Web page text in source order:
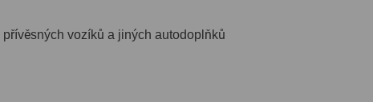
vozíků a jiných autodoplňků